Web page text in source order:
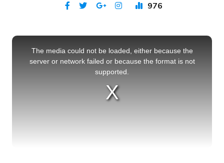
976
This
The media could not be loaded, either because the
server or network failed or because the format is not
supported.